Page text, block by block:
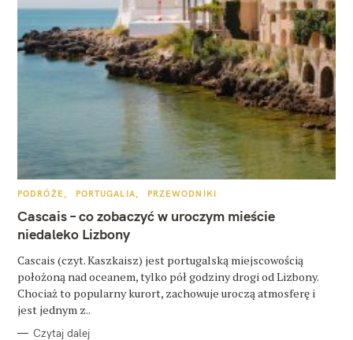
K
T
E
G
O
I
E
PODRÓŻE PORTUGALIA PRZEWODNIKI
Cascais – co zobaczyć w uroczym mieście
niedaleko Lizbony
Cascais (czyt. Kaszkaisz) jest portugalską miejscowością
położoną nad oceanem, tylko pół godziny drogi od Lizbony.
Chociaż to popularny kurort, zachowuje uroczą atmosferę i
jest jednym z..
Czytaj dalej
W
y
z
u
k